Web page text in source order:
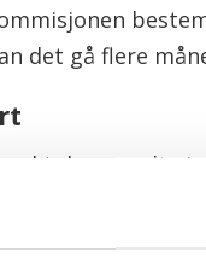
det gå flere
oktober sendte
å håndtere Nav-